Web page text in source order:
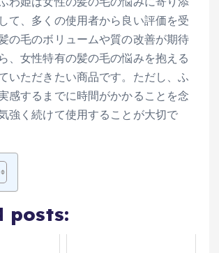
て、多くの使用者から良い評価を受
の毛のボリュームや質の改善が期待
、女性特有の髪の毛の悩みを抱える
いただきたい商品です。ただし、ふ
感するまでに時間がかかることを念
強く続けて使用することが大切で
posts: